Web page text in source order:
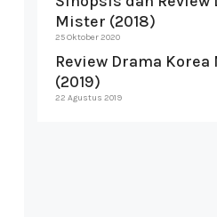
Mister (2018)
25 Oktober 2020
Review Drama
(2019)
22 Agustus 2019